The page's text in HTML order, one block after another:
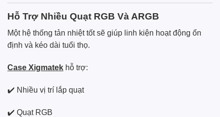
Hỗ Trợ Nhiều Quạt RGB Và ARGB
Một hệ thống tản nhiệt tốt sẽ giúp linh kiện hoạt động ổn
định và kéo dài tuổi thọ.
Case Xigmatek hỗ trợ:
✔️ Nhiều vị trí lắp quạt
✔️ Quạt RGB